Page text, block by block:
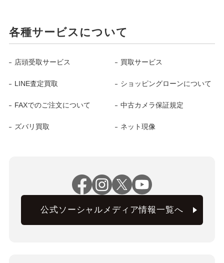
各種サービスについて
店頭受取サービス 買取サービス
LINE査定買取 ショッピングローンについて
FAXでのご注文について 中古カメラ保証規定
ズバリ買取 ネット現像
公式ソーシャルメディア情報一覧へ